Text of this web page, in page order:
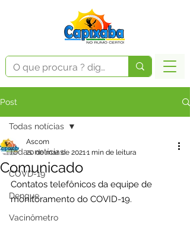
Post
Todas notícias
COVD-19
Dengue
Vacinômetro
Todas notícias
Comunicado
Ascom
20 de mar. de 20211 min de leitura
Contatos telefônicos da equipe de
monitoramento do COVID-19.